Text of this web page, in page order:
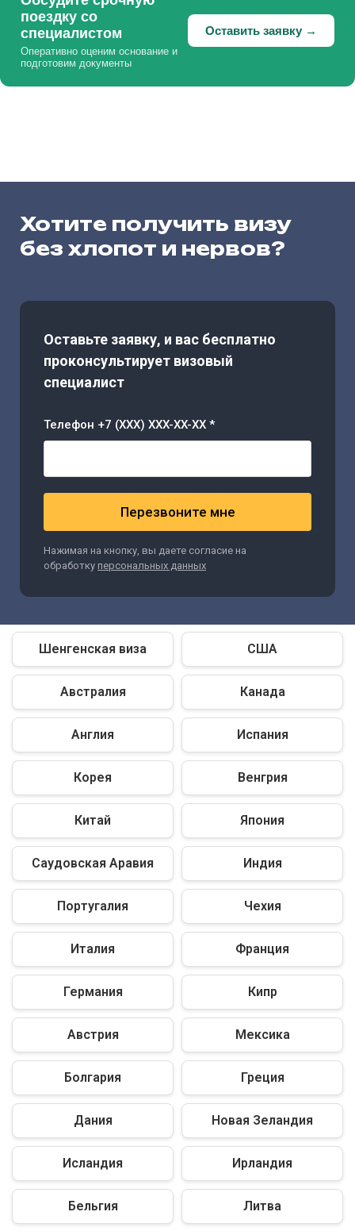
поездку со
специалистом
Оперативно оценим основание и
подготовим документы
Оставить заявку →
Хотите получить визу
без хлопот и нервов?
Оставьте заявку, и вас бесплатно
проконсультирует визовый
специалист
Телефон +7 (XXX) XXX-XX-XX *
Перезвоните мне
Нажимая на кнопку, вы даете согласие на
обработку персональных данных
Шенгенская виза США
Австралия Канада
Англия Испания
Корея Венгрия
Китай Япония
Саудовская Аравия Индия
Португалия Чехия
Италия Франция
Германия Кипр
Австрия Мексика
Болгария Греция
Дания Новая Зеландия
Исландия Ирландия
Бельгия Литва